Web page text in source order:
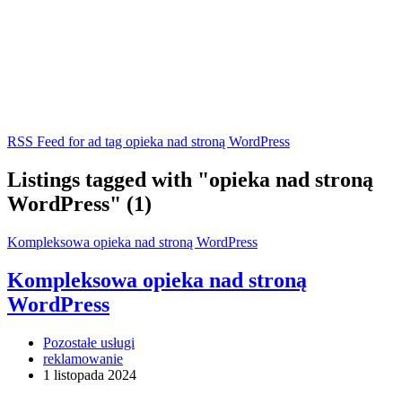
RSS Feed for ad tag opieka nad stroną WordPress
Listings tagged with "opieka nad stroną
WordPress" (1)
Kompleksowa opieka nad stroną WordPress
Kompleksowa opieka nad stroną
WordPress
Pozostałe usługi
reklamowanie
1 listopada 2024